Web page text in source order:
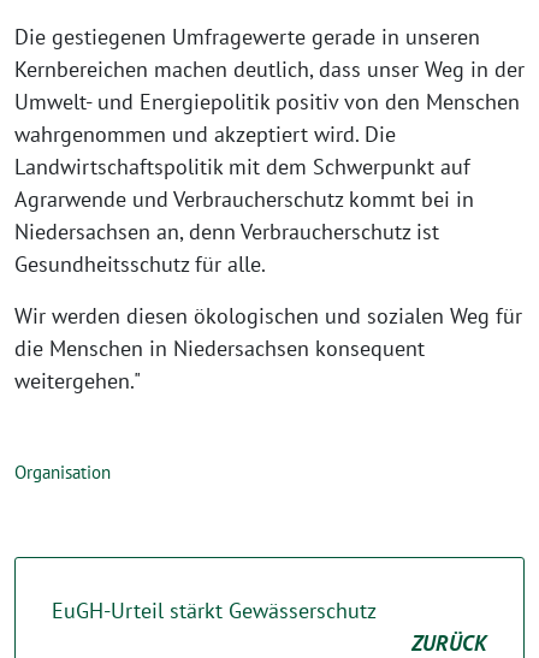
Die gestiegenen Umfragewerte gerade in unseren
Kernbereichen machen deutlich, dass unser Weg in der
Umwelt- und Energiepolitik positiv von den Menschen
wahrgenommen und akzeptiert wird. Die
Landwirtschaftspolitik mit dem Schwerpunkt auf
Agrarwende und Verbraucherschutz kommt bei in
Niedersachsen an, denn Verbraucherschutz ist
Gesundheitsschutz für alle.
Wir werden diesen ökologischen und sozialen Weg für
die Menschen in Niedersachsen konsequent
weitergehen."
Organisation
EuGH-Urteil stärkt Gewässerschutz
ZURÜCK